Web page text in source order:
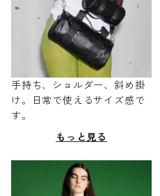
手持ち、ショルダー、斜め掛
け。日常で使えるサイズ感で
す。
もっと見る